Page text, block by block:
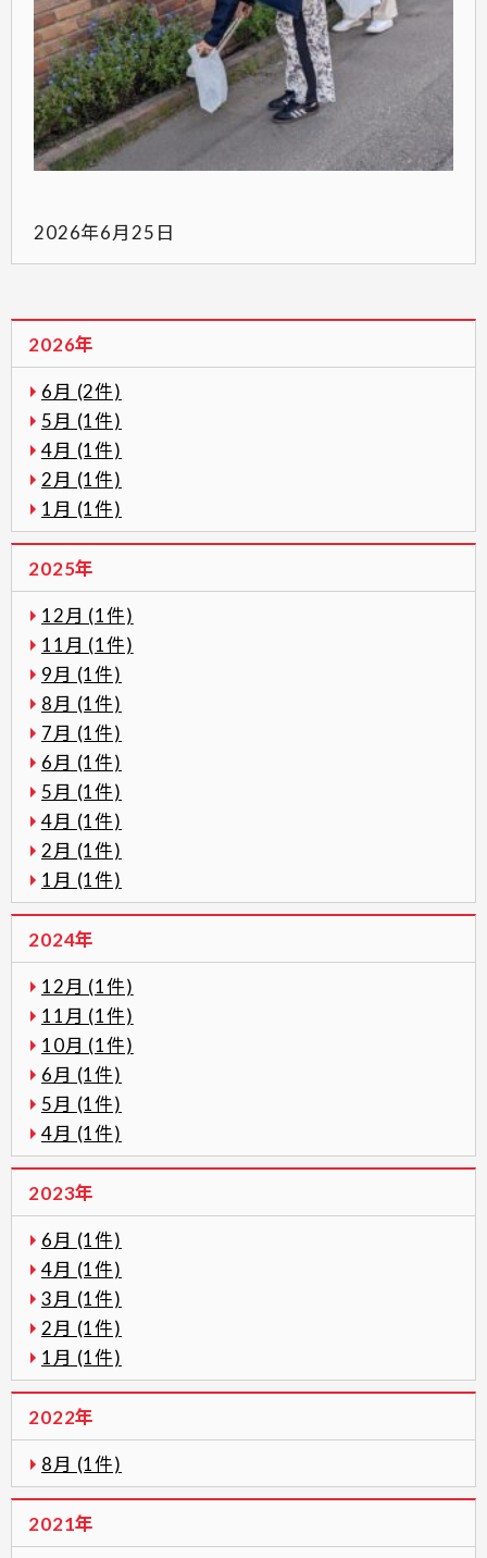
2026年
6月 (2件)
5月 (1件)
4月 (1件)
2月 (1件)
1月 (1件)
2025年
12月 (1件)
11月 (1件)
9月 (1件)
8月 (1件)
7月 (1件)
6月 (1件)
5月 (1件)
4月 (1件)
2月 (1件)
1月 (1件)
2024年
12月 (1件)
11月 (1件)
10月 (1件)
6月 (1件)
5月 (1件)
4月 (1件)
2023年
6月 (1件)
4月 (1件)
3月 (1件)
2月 (1件)
1月 (1件)
2022年
8月 (1件)
2021年
2026年6月25日